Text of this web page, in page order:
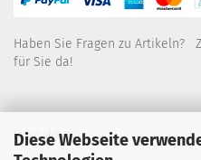
Diese Webseite
Haben Sie Fragen zu Artikeln?
für Sie da!
Kontakt